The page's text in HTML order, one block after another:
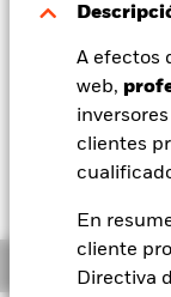
A efectos
web,
clientes
En
cliente
Directiva
Change location
BlackRock
iShares
Nuestra
EUR 7,97
Variación del valor
EUR 0,02